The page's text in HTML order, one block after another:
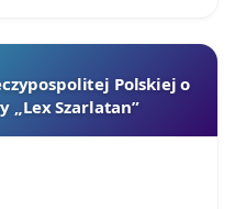
Polskiej o
„Lex Szarlatan”